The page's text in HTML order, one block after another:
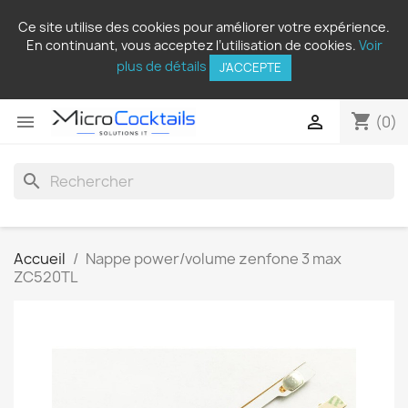
Ce site utilise des cookies pour améliorer votre expérience.
En continuant, vous acceptez l’utilisation de cookies. Voir
plus de détails
J'ACCEPTE
 shopping_cart (0)

search
Accueil
Nappe power/volume zenfone 3 max
ZC520TL